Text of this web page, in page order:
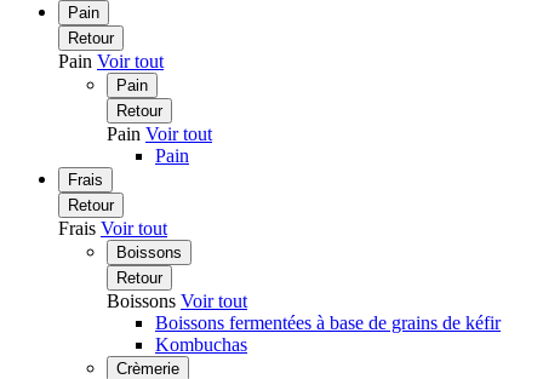
Pain
Retour
Pain Voir tout
Pain
Retour
Pain Voir tout
Pain
Frais
Retour
Frais Voir tout
Boissons
Retour
Boissons Voir tout
Boissons fermentées à base de grains de kéfir
Kombuchas
Crèmerie